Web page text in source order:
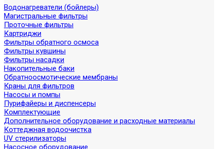
Водонагреватели (бойлеры)
Магистральные фильтры
Проточные фильтры
Картриджи
Фильтры обратного осмоса
Фильтры кувшины
Фильтры насадки
Накопительные баки
Обратноосмотические мембраны
Краны для фильтров
Насосы и помпы
Пурифайеры и диспенсеры
Комплектующие
Дополнительное оборудование и расходные материалы
Коттеджная водоочистка
UV стерилизаторы
Насосное оборудование